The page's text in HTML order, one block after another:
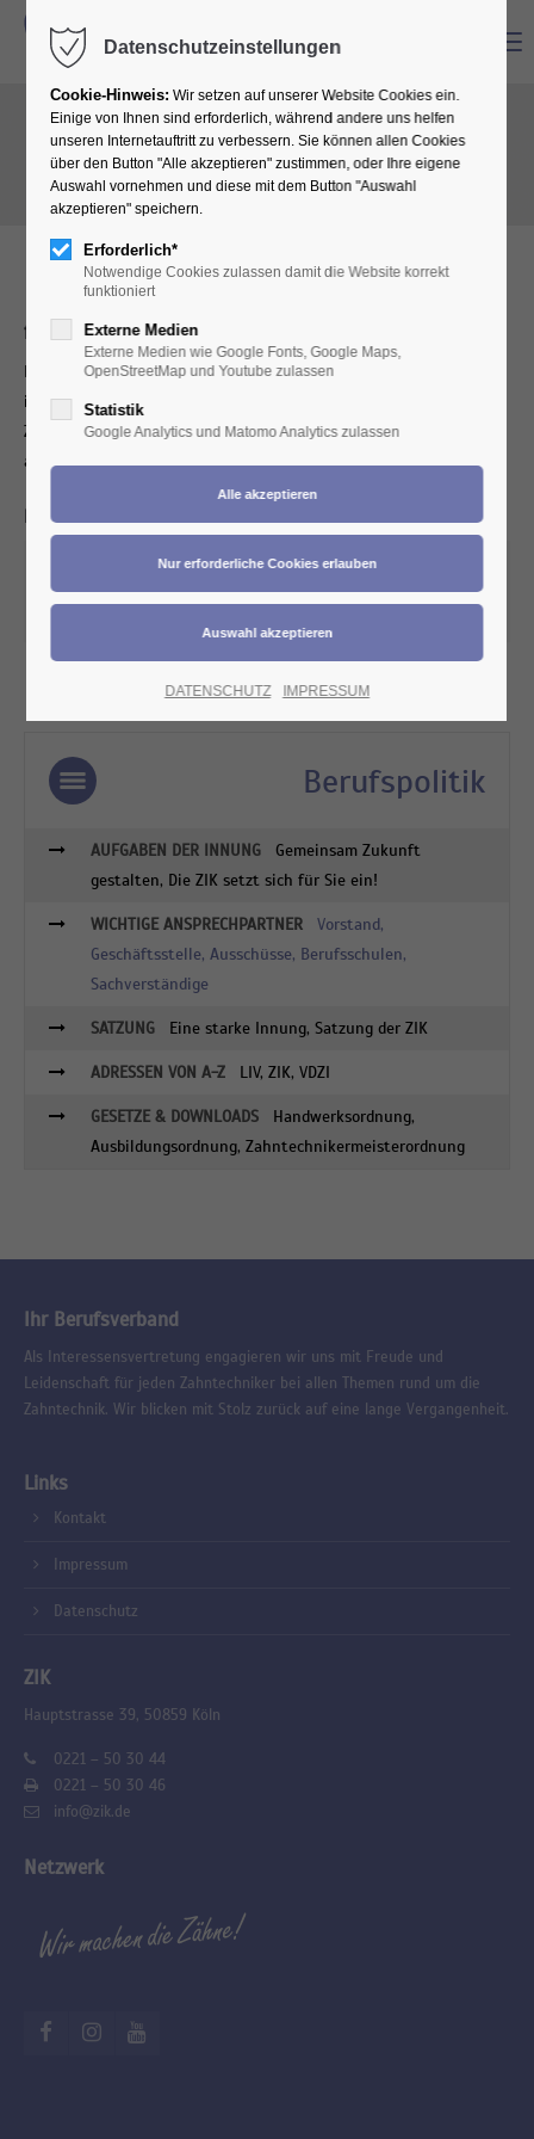
Eine starke Innung
für den Regierungsbezirk Köln
Die Zahntechniker-Innung Köln vertritt seit 2007 ihre Mitglieder
im gesamten Regierungsbezirk Köln. Die aktuelle Satzung der
Zahntechniker-Innung Köln wurde am 26. April 2017 einstimmig
auf der Mitgliederversammlung beschlossen.
Download: Satzung der Zahntechniker-Innung Köln:
ZIK-Satzung-2017-04-26.pdf
Berufspolitik
AUFGABEN DER INNUNG Gemeinsam Zukunft
gestalten, Die ZIK setzt sich für Sie ein!
WICHTIGE ANSPRECHPARTNER Vorstand,
Geschäftsstelle, Ausschüsse, Berufsschulen,
Sachverständige
SATZUNG Eine starke Innung, Satzung der ZIK
ADRESSEN VON A-Z LIV, ZIK, VDZI
GESETZE & DOWNLOADS Handwerksordnung,
Ausbildungsordnung, Zahntechnikermeisterordnung
Ihr Berufsverband
Als Interessensvertretung engagieren wir uns mit Freude und
Leidenschaft für jeden Zahntechniker bei allen Themen rund um die
Zahntechnik. Wir blicken mit Stolz zurück auf eine lange Vergangenheit.
Links
Kontakt
Impressum
Datenschutz
ZIK
Hauptstrasse 39, 50859 Köln
0221 – 50 30 44
0221 – 50 30 46
info@zik.de
Netzwerk
Datenschutzeinstellungen
Cookie-Hinweis: Wir setzen auf unserer Website Cookies ein.
Einige von Ihnen sind erforderlich, während andere uns helfen
unseren Internetauftritt zu verbessern. Sie können allen Cookies
über den Button "Alle akzeptieren" zustimmen, oder Ihre eigene
Auswahl vornehmen und diese mit dem Button "Auswahl
akzeptieren" speichern.
Erforderlich*
Notwendige Cookies zulassen damit die Website korrekt
funktioniert
Externe Medien
Externe Medien wie Google Fonts, Google Maps,
OpenStreetMap und Youtube zulassen
Statistik
Google Analytics und Matomo Analytics zulassen
DATENSCHUTZ IMPRESSUM